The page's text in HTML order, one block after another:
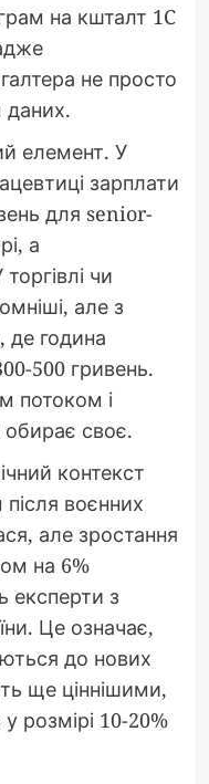
на кшталт 1C
не просто
даних.
елемент. У
зарплати
для senior-
а
чи
але з
де година
500 гривень.
потоком і
своє.
контекст
воєнних
але зростання
на 6%
експерти з
Це означає,
до нових
ще ціннішими,
розмірі 10-20%